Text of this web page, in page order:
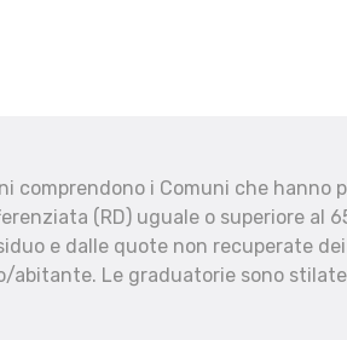
comprendono i Comuni che
(RD) uguale o superiore al
e dalle quote non recuperate
abitante. Le graduatorie sono